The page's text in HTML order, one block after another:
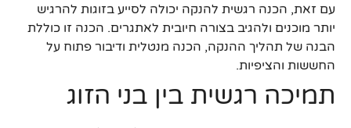
עם זאת, הכנה רגשית להנקה יכולה לסייע בזוגות להרגיש
יותר מוכנים ולהגיב בצורה חיובית לאתגרים. הכנה זו כוללת
הבנה של תהליך ההנקה, הכנה מנטלית ודיבור פתוח על
החששות והציפיות.
תמיכה רגשית בין בני הזוג